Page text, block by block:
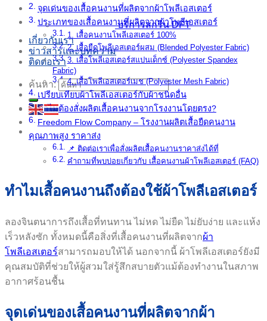
บริการสกรีน DFT
เกี่ยวกับเรา
ข่าวสารและบทความ
ติดต่อเรา
ค้นหา:
จุดเด่นของเสื้อคนงานที่ผลิตจากผ้าโพลีเอสเตอร์
ประเภทของเสื้อคนงานที่ผลิตจากผ้าโพลีเอสเตอร์
1. เสื้อคนงานโพลีเอสเตอร์ 100%
2. เสื้อยืดโพลีเอสเตอร์ผสม (Blended Polyester Fabric)
3. เสื้อโพลีเอสเตอร์สแปนเด็กซ์ (Polyester Spandex
Fabric)
4. เสื้อโพลีเอสเตอร์เมช (Polyester Mesh Fabric)
เปรียบเทียบผ้าโพลีเอสเตอร์กับผ้าชนิดอื่น
ทำไมต้องสั่งผลิตเสื้อคนงานจากโรงงานโดยตรง?
Freedom Flow Company – โรงงานผลิตเสื้อยืดคนงาน
คุณภาพสูง ราคาส่ง
📌 ติดต่อเราเพื่อสั่งผลิตเสื้อคนงานราคาส่งได้ที่
คำถามที่พบบ่อยเกี่ยวกับ เสื้อคนงานผ้าโพลีเอสเตอร์ (FAQ)
ทำไมเสื้อคนงานถึงต้องใช้ผ้าโพลีเอสเตอร์
ลองจินตนาการถึงเสื้อที่ทนทาน ไม่หด ไม่ยืด ไม่ยับง่าย และแห้ง
เร็วหลังซัก ทั้งหมดนี้คือสิ่งที่เสื้อคนงานที่ผลิตจากผ้า
โพลีเอสเตอร์สามารถมอบให้ได้ นอกจากนี้ ผ้าโพลีเอสเตอร์ยังมี
คุณสมบัติที่ช่วยให้ผู้สวมใส่รู้สึกสบายตัวแม้ต้องทำงานในสภาพ
อากาศร้อนชื้น
จุดเด่นของเสื้อคนงานที่ผลิตจากผ้า